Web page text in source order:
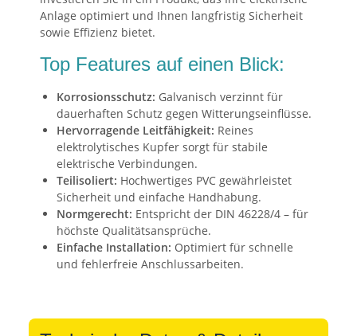
Anlage optimiert und Ihnen langfristig Sicherheit
sowie Effizienz bietet.
Top Features auf einen Blick:
Korrosionsschutz: Galvanisch verzinnt für
dauerhaften Schutz gegen Witterungseinflüsse.
Hervorragende Leitfähigkeit: Reines
elektrolytisches Kupfer sorgt für stabile
elektrische Verbindungen.
Teilisoliert: Hochwertiges PVC gewährleistet
Sicherheit und einfache Handhabung.
Normgerecht: Entspricht der DIN 46228/4 – für
höchste Qualitätsansprüche.
Einfache Installation: Optimiert für schnelle
und fehlerfreie Anschlussarbeiten.